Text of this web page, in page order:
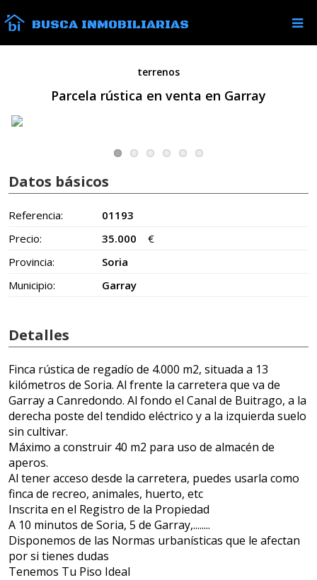
BUSCA INMOBILIARIAS
terrenos
Parcela rústica en venta en Garray
Datos básicos
Referencia:
01193
Precio:
35.000
€
Provincia:
Soria
Municipio:
Garray
Detalles
Finca rústica de regadío de 4.000 m2, situada a 13
kilómetros de Soria. Al frente la carretera que va de
Garray a Canredondo. Al fondo el Canal de Buitrago, a la
derecha poste del tendido eléctrico y a la izquierda suelo
sin cultivar.
Máximo a construir 40 m2 para uso de almacén de
aperos.
Al tener acceso desde la carretera, puedes usarla como
finca de recreo, animales, huerto, etc
Inscrita en el Registro de la Propiedad
A 10 minutos de Soria, 5 de Garray,........
Disponemos de las Normas urbanísticas que le afectan
por si tienes dudas
Tenemos Tu Piso Ideal